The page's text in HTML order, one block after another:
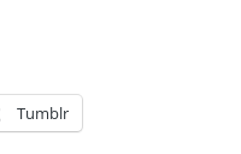
Tumblr